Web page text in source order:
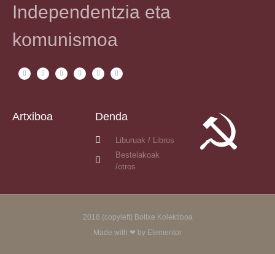
Independentzia eta
komunismoa
Artxiboa Denda
Liburuak / Libros
Bestelakoak
/otros
2018 (copyleft) Boltxe Kolektiboa
Made with ❤ by Elementor